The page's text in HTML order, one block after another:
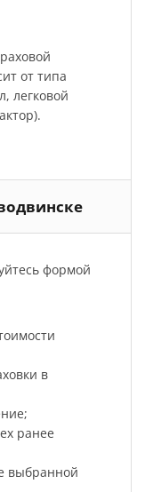
от типа
легковой
формой
в
ранее
выбранной